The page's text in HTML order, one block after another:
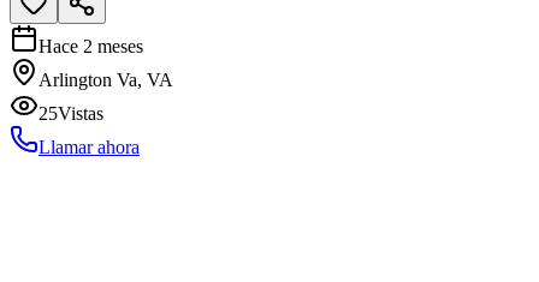
Hace 2 meses
Arlington Va, VA
25Vistas
Llamar ahora